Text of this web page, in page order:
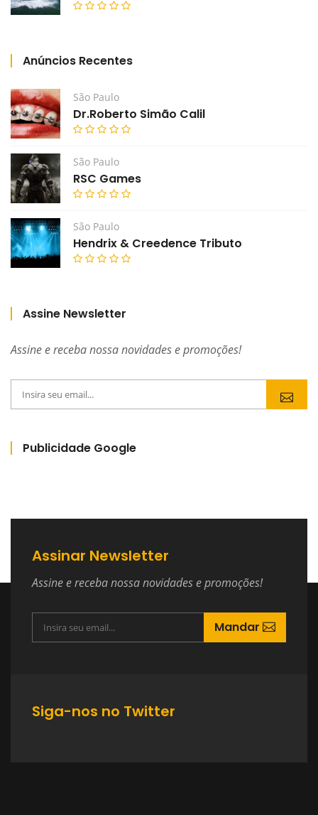
Anúncios Recentes
São Paulo
Dr.Roberto Simão Calil
São Paulo
RSC Games
São Paulo
Hendrix & Creedence Tributo
Assine Newsletter
Assine e receba nossa novidades e promoções!
Publicidade Google
Assinar Newsletter
Assine e receba nossa novidades e promoções!
Mandar
Siga-nos no Twitter